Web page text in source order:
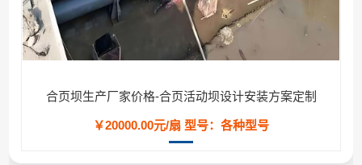
合页坝生产厂家价格-合页活动坝设计安装方案定制
￥20000.00元/扇 型号：各种型号